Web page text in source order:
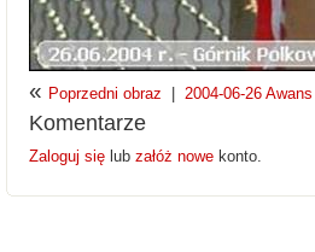
« Poprzedni obraz 2004-06-26
Komentarze
Zaloguj się lub załóż nowe konto.